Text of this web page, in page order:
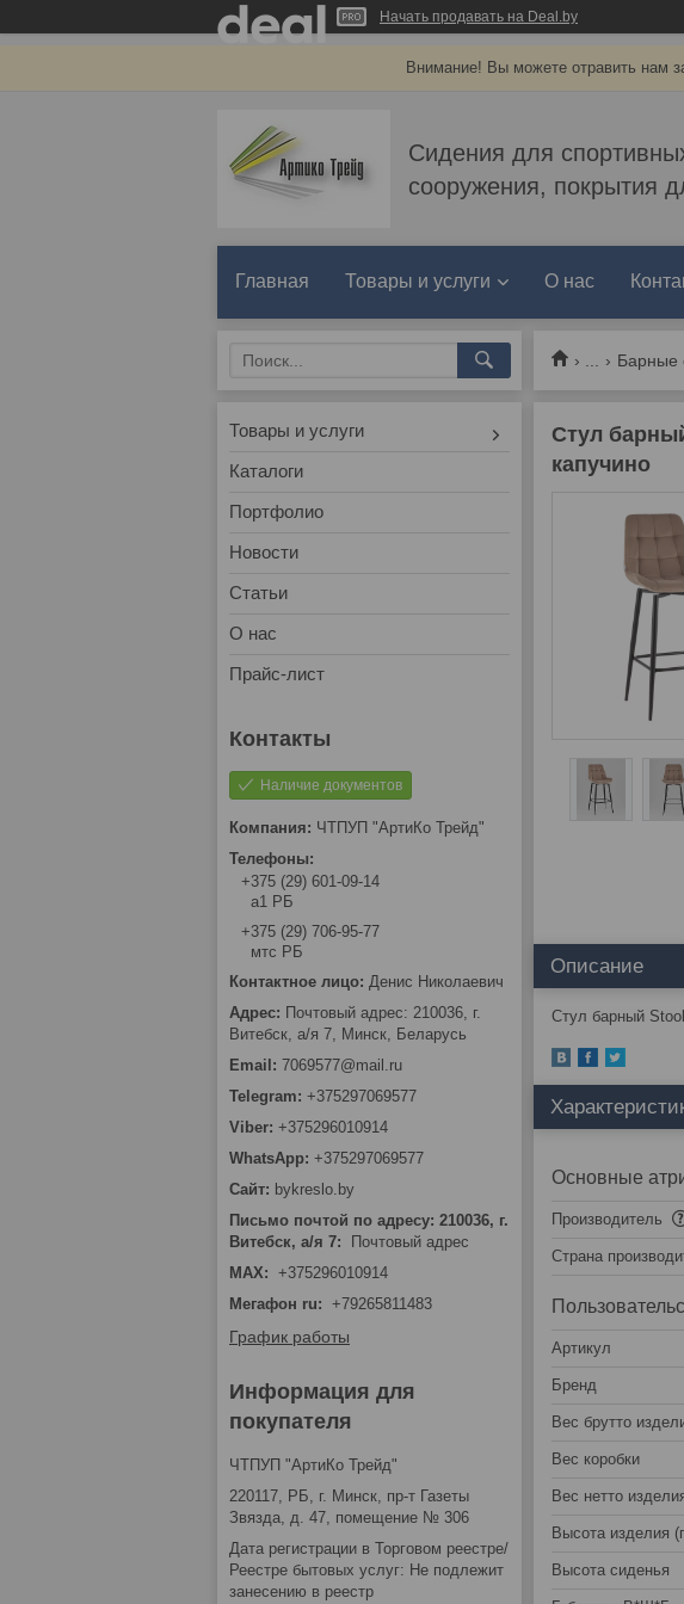
Начать продавать на Deal.by
Внимание! Вы можете отравить нам
Сидения для
сооружения, покрытия
Главная Товары и услуги О нас
Барные
Стул
капучино
Описание
Стул барный
Основные
Производитель
Страна
Артикул
Бренд
Вес брутто
Вес коробки
Вес нетто
Высота изделия
Высота сиденья
Товары и услуги
Каталоги
Портфолио
Новости
Статьи
О нас
Прайс-лист
Наличие документов
ЧТПУП "АртиКо Трейд"
+375 (29) 601-09-14
а1 РБ
+375 (29) 706-95-77
мтс РБ
Денис Николаевич
Почтовый адрес: 210036, г.
Витебск, а/я 7, Минск, Беларусь
7069577@mail.ru
+375297069577
+375296010914
+375297069577
bykreslo.by
Письмо почтой по адресу: 210036, г.
Витебск, а/я 7
Почтовый адрес
MAX
+375296010914
Мегафон ru
+79265811483
График работы
Информация для
покупателя
ЧТПУП "АртиКо Трейд"
220117, РБ, г. Минск, пр-т Газеты
Звязда, д. 47, помещение № 306
Дата регистрации в Торговом реестре/
Реестре бытовых услуг: Не подлежит
занесению в реестр